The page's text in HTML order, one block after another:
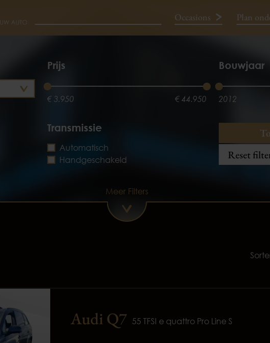
Occasions Plan
Prijs
€ 3.950 € 44.950
Bouwjaar
2012
Transmissie
Automatisch
Handgeschakeld
Reset
Meer Filters
Audi Q7 55 TFSI e quattro Pro Line S